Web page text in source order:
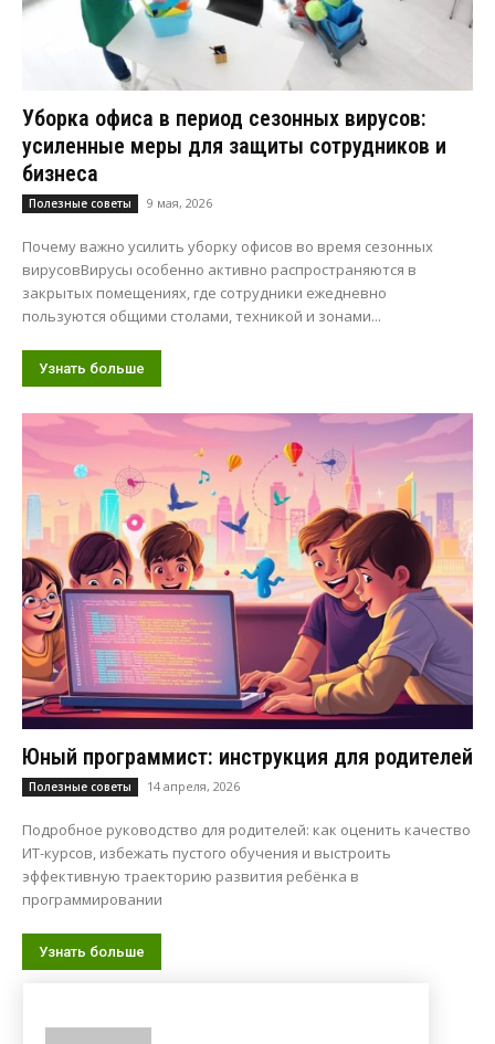
Уборка офиса в период сезонных вирусов:
усиленные меры для защиты сотрудников и
бизнеса
Полезные советы 9 мая, 2026
Почему важно усилить уборку офисов во время сезонных
вирусовВирусы особенно активно распространяются в
закрытых помещениях, где сотрудники ежедневно
пользуются общими столами, техникой и зонами...
Узнать больше
Юный программист: инструкция для родителей
Полезные советы 14 апреля, 2026
Подробное руководство для родителей: как оценить качество
ИТ-курсов, избежать пустого обучения и выстроить
эффективную траекторию развития ребёнка в
программировании
Узнать больше